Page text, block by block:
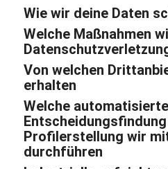
Wie wir deine Daten
Welche Maßnahmen
Von welchen
erhalten
Welche automatisierte
Profilerstellung wir
durchführen